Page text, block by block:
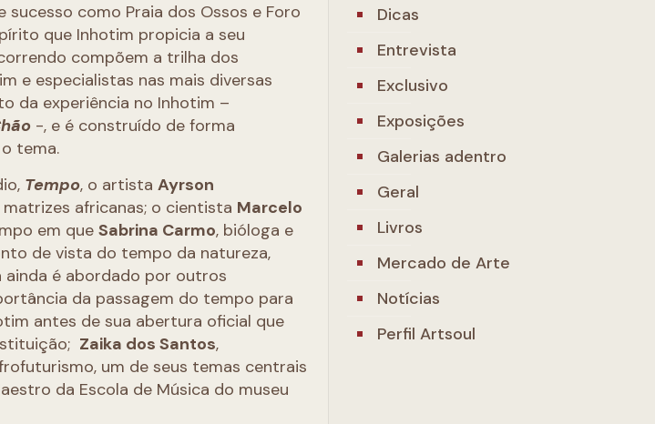
sucesso como Praia dos Ossos e Foro
que Inhotim propicia a seu
compõem a trilha dos
e especialistas nas mais diversas
da experiência no Inhotim –
-, e é construído de forma
tema.
Tempo, o artistaAyrson
africanas; o cientista Marcelo
em queSabrina Carmo, bióloga e
de vista do tempo da natureza,
ainda é abordado por outros
da passagem do tempo para
antes de sua abertura oficial que
Zaika dos Santos,
um de seus temas centrais
da Escola de Música do museu
Dicas
Entrevista
Exclusivo
Exposições
Galerias adentro
Geral
Livros
Mercado de Arte
Notícias
Perfil Artsoul